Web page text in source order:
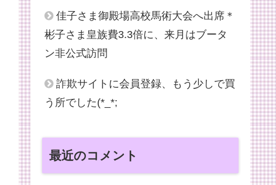
佳子さま御殿場高校馬術大会へ出席＊
彬子さま皇族費3.3倍に、来月はブータ
ン非公式訪問
詐欺サイトに会員登録、もう少しで買
う所でした(*_*;
最近のコメント